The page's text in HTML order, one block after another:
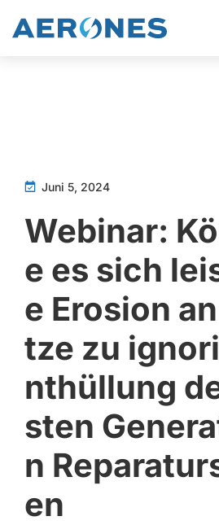
Juni 5, 2024
Webinar:
e es sich
e Erosion
tze zu
nthüllung
sten
n
en